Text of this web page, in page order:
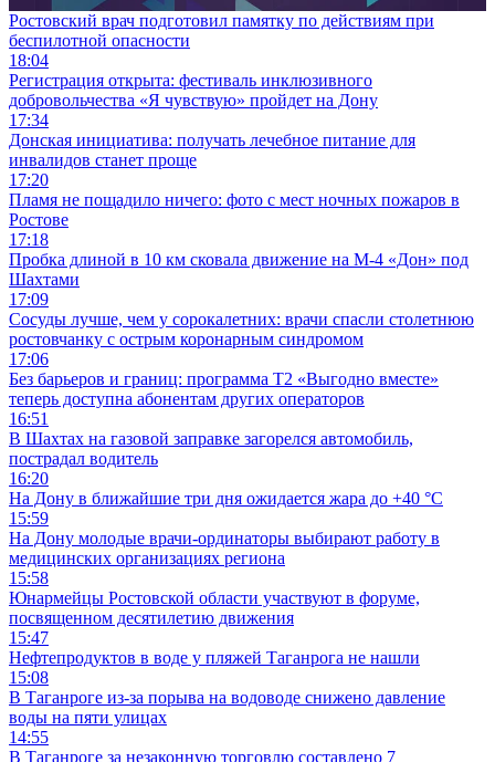
Ростовский врач подготовил памятку по действиям при
беспилотной опасности
18:04
Регистрация открыта: фестиваль инклюзивного
добровольчества «Я чувствую» пройдет на Дону
17:34
Донская инициатива: получать лечебное питание для
инвалидов станет проще
17:20
Пламя не пощадило ничего: фото с мест ночных пожаров в
Ростове
17:18
Пробка длиной в 10 км сковала движение на М-4 «Дон» под
Шахтами
17:09
Сосуды лучше, чем у сорокалетних: врачи спасли столетнюю
ростовчанку с острым коронарным синдромом
17:06
Без барьеров и границ: программа Т2 «Выгодно вместе»
теперь доступна абонентам других операторов
16:51
В Шахтах на газовой заправке загорелся автомобиль,
пострадал водитель
16:20
На Дону в ближайшие три дня ожидается жара до +40 °C
15:59
На Дону молодые врачи-ординаторы выбирают работу в
медицинских организациях региона
15:58
Юнармейцы Ростовской области участвуют в форуме,
посвященном десятилетию движения
15:47
Нефтепродуктов в воде у пляжей Таганрога не нашли
15:08
В Таганроге из-за порыва на водоводе снижено давление
воды на пяти улицах
14:55
В Таганроге за незаконную торговлю составлено 7